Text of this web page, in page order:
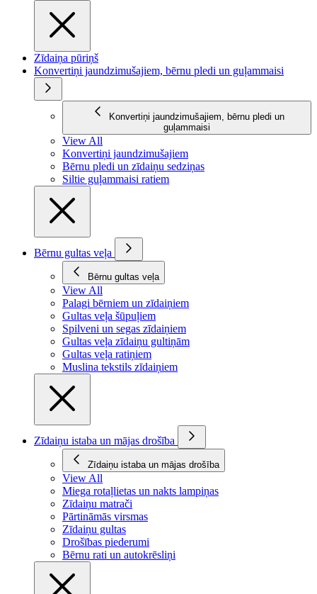
Zīdaiņa pūriņš
Konvertiņi jaundzimušajiem, bērnu pledi un guļammaisi
Konvertiņi jaundzimušajiem, bērnu pledi un
guļammaisi
View All
Konvertiņi jaundzimušajiem
Bērnu pledi un zīdaiņu sedziņas
Siltie guļammaisi ratiem
Bērnu gultas veļa
Bērnu gultas veļa
View All
Palagi bērniem un zīdaiņiem
Gultas veļa šūpuļiem
Spilveni un segas zīdaiņiem
Gultas veļa zīdaiņu gultiņām
Gultas veļa ratiņiem
Muslina tekstils zīdaiņiem
Zīdaiņu istaba un mājas drošība
Zīdaiņu istaba un mājas drošība
View All
Miega rotaļlietas un nakts lampiņas
Zīdaiņu matrači
Pārtināmās virsmas
Zīdaiņu gultas
Drošības piederumi
Bērnu rati un autokrēsliņi